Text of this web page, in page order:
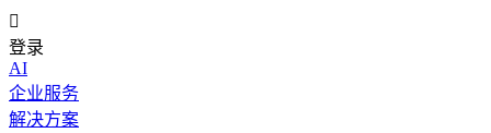

登录
AI
企业服务
解决方案